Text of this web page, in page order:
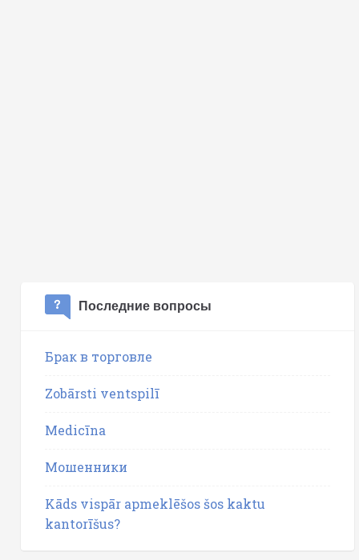
Последние вопросы
Брак в торговле
Zobārsti ventspilī
Medicīna
Мошенники
Kāds vispār apmeklēšos šos kaktu
kantorīšus?